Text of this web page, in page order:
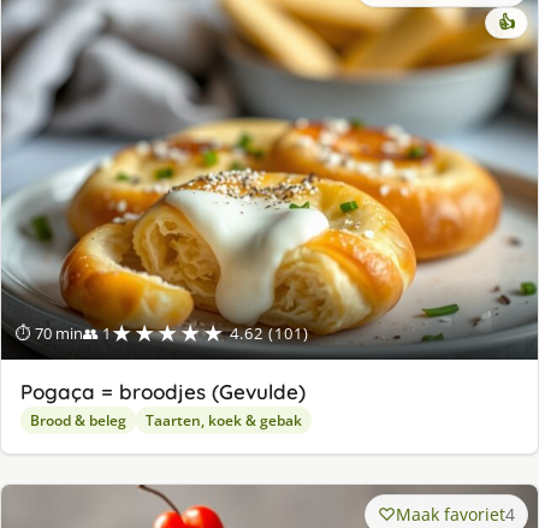
⏱ 70 min👥 1★★★★★ 4.62 (101)
👍
Pogaça = broodjes (Gevulde)
Brood & beleg Taarten, koek & gebak
Maak favoriet4